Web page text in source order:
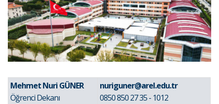
Mehmet Nuri GÜNER
Öğrenci Dekanı
nuriguner@arel.edu.tr
0850 850 27 35 - 1012